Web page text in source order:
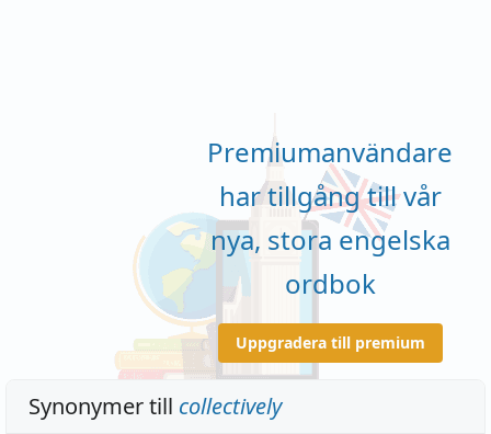
Premiumanvändare
har tillgång till vår
nya, stora engelska
ordbok
Uppgradera till premium
Synonymer till collectively